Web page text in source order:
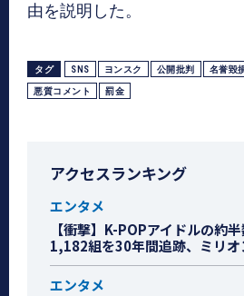
由を説明した。
タグ SNS ヨンスク 公開批判 名誉毀
悪質コメント 罰金
アクセスランキング
エンタメ
【衝撃】K-POPアイドルの約
1,182組を30年間追跡、ミリ
エンタメ